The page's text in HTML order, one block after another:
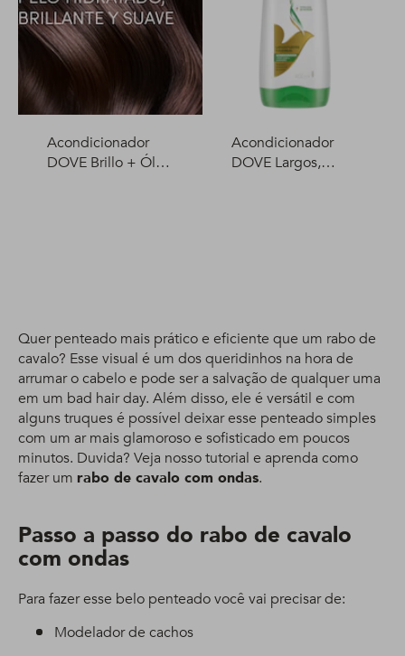
Acondicionador
DOVE Brillo + Óleo
Acondicionador
DOVE Largos,
Quer penteado mais prático e eficiente que um rabo de
cavalo? Esse visual é um dos queridinhos na hora de
arrumar o cabelo e pode ser a salvação de qualquer uma
em um bad hair day. Além disso, ele é versátil e com
alguns truques é possível deixar esse penteado simples
com um ar mais glamoroso e sofisticado em poucos
minutos. Duvida? Veja nosso tutorial e aprenda como
fazer um rabo de cavalo com ondas.
Passo a passo do rabo de cavalo
com ondas
Para fazer esse belo penteado você vai precisar de:
Modelador de cachos